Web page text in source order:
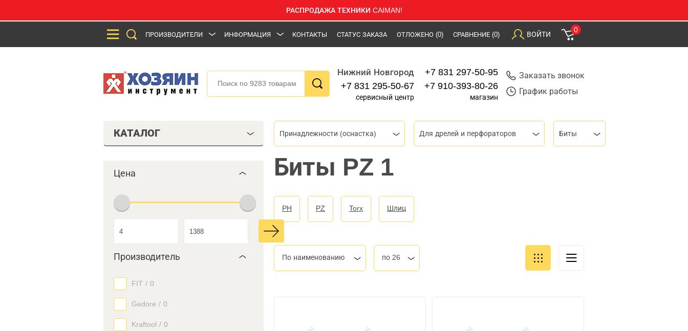
РАСПРОДАЖА ТЕХНИКИ CAIMAN!
ПРОИЗВОДИТЕЛИ ИНФОРМАЦИЯ КОНТАКТЫ СТАТУС ЗАКАЗА ОТЛОЖЕНО (0) СРАВНЕНИЕ (0) ВОЙТИ
0
Нижний Новгород
+7 831 295-50-67
сервисный центр
+7 831 297-50-95
+7 910-393-80-26
магазин
Заказать звонок
График работы
КАТАЛОГ
Цена
Производитель
FIT / 0
Gedore / 0
Kraftool / 0
Принадлежности (оснастка) Для дрелей и перфораторов Биты
Биты PZ 1
PH PZ Torx Шлиц
По наименованию по 26